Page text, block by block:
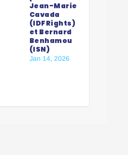
Jean-Marie
Cavada
(IDFRights)
et Bernard
Benhamou
(ISN)
Jan 14, 2026